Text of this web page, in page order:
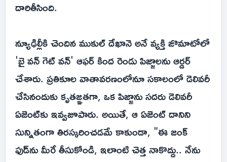
దారితీసింది.
న్యూఢిల్లీకి చెందిన ముకుల్ దేఖానె అనే వ్యక్తి జొమాటోలో
'బై వన్ గెట్ వన్' ఆఫర్ కింద రెండు పిజ్జాలను ఆర్డర్
చేశారు. ప్రతికూల వాతావరణంలోనూ సకాలంలో డెలివరీ
చేసినందుకు కృతజ్ఞతగా, ఒక పిజ్జాను సదరు డెలివరీ
ఏజెంట్‌కు ఇవ్వజూపారు. అయితే, ఆ ఏజెంట్ దానిని
సున్నితంగా తిరస్కరించడమే కాకుండా, "ఈ జంక్
ఫుడ్‌ను మీరే తీసుకోండి, ఇలాంటి చెత్త నాకొద్దు.. నేను